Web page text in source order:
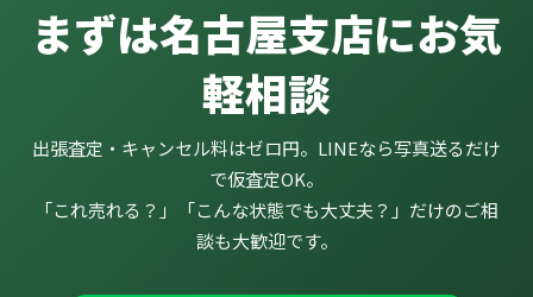
まずは名古屋支店にお気
軽相談
出張査定・キャンセル料はゼロ円。LINEなら写真送るだけ
で仮査定OK。
「これ売れる？」「こんな状態でも大丈夫？」だけのご相
談も大歓迎です。